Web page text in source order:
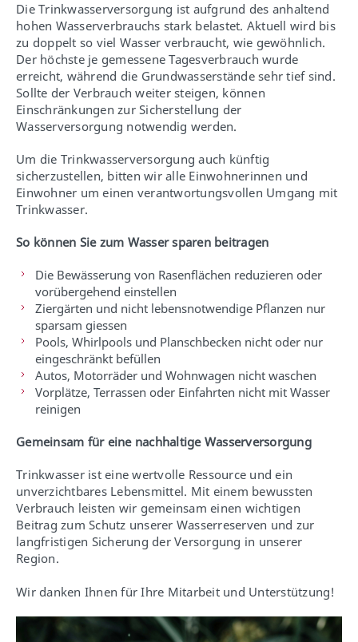
Die Trinkwasserversorgung ist aufgrund des anhaltend
hohen Wasserverbrauchs stark belastet. Aktuell wird bis
zu doppelt so viel Wasser verbraucht, wie gewöhnlich.
Der höchste je gemessene Tagesverbrauch wurde
erreicht, während die Grundwasserstände sehr tief sind.
Sollte der Verbrauch weiter steigen, können
Einschränkungen zur Sicherstellung der
Wasserversorgung notwendig werden.
Um die Trinkwasserversorgung auch künftig
sicherzustellen, bitten wir alle Einwohnerinnen und
Einwohner um einen verantwortungsvollen Umgang mit
Trinkwasser.
So können Sie zum Wasser sparen beitragen
Die Bewässerung von Rasenflächen reduzieren oder
vorübergehend einstellen
Ziergärten und nicht lebensnotwendige Pflanzen nur
sparsam giessen
Pools, Whirlpools und Planschbecken nicht oder nur
eingeschränkt befüllen
Autos, Motorräder und Wohnwagen nicht waschen
Vorplätze, Terrassen oder Einfahrten nicht mit Wasser
reinigen
Gemeinsam für eine nachhaltige Wasserversorgung
Trinkwasser ist eine wertvolle Ressource und ein
unverzichtbares Lebensmittel. Mit einem bewussten
Verbrauch leisten wir gemeinsam einen wichtigen
Beitrag zum Schutz unserer Wasserreserven und zur
langfristigen Sicherung der Versorgung in unserer
Region.
Wir danken Ihnen für Ihre Mitarbeit und Unterstützung!